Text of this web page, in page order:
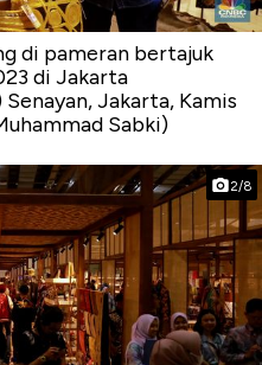
di pameran bertajuk
di Jakarta
Jakarta, Kamis
Sabki)
2/8